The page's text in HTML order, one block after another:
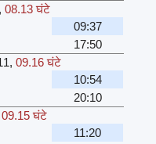
,08.13 घंटे
09:37
17:50
,09.16 घंटे
10:54
20:10
09.15 घंटे
11:20